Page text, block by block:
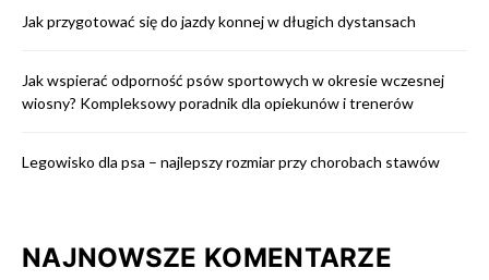
Jak przygotować się do jazdy konnej w długich dystansach
Jak wspierać odporność psów sportowych w okresie wczesnej
wiosny? Kompleksowy poradnik dla opiekunów i trenerów
Legowisko dla psa – najlepszy rozmiar przy chorobach stawów
NAJNOWSZE KOMENTARZE